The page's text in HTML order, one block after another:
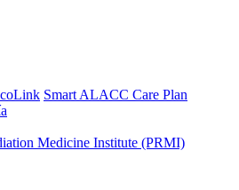
Smart ALACC Care Plan
Medicine Institute (PRMI)